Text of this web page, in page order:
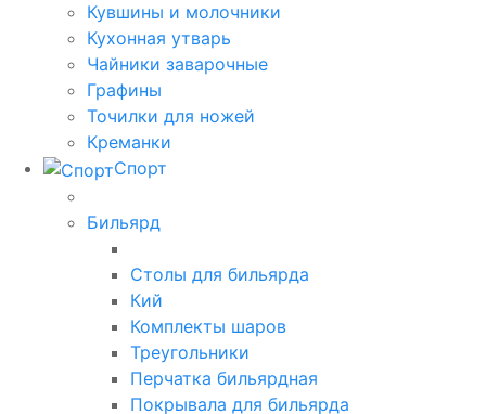
Кувшины и молочники
Кухонная утварь
Чайники заварочные
Графины
Точилки для ножей
Креманки
Спорт
Бильярд
Столы для бильярда
Кий
Комплекты шаров
Треугольники
Перчатка бильярдная
Покрывала для бильярда